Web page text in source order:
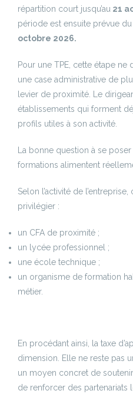
répartition court jusqu’au 21
période est ensuite prévue du
octobre 2026.
Pour une TPE, cette étape
une case administrative de
levier de proximité. Le
établissements qui forment
profils utiles à son activité.
La bonne question à se
formations alimentent
Selon l’activité de
privilégier :
un CFA de proximité ;
un lycée professionnel ;
une école technique ;
un organisme de formation
métier.
En procédant ainsi, la taxe
dimension. Elle ne reste pas
un moyen concret de
de renforcer des partenariats